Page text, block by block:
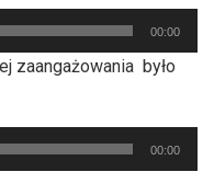
00:00
zaangażowania było
00:00